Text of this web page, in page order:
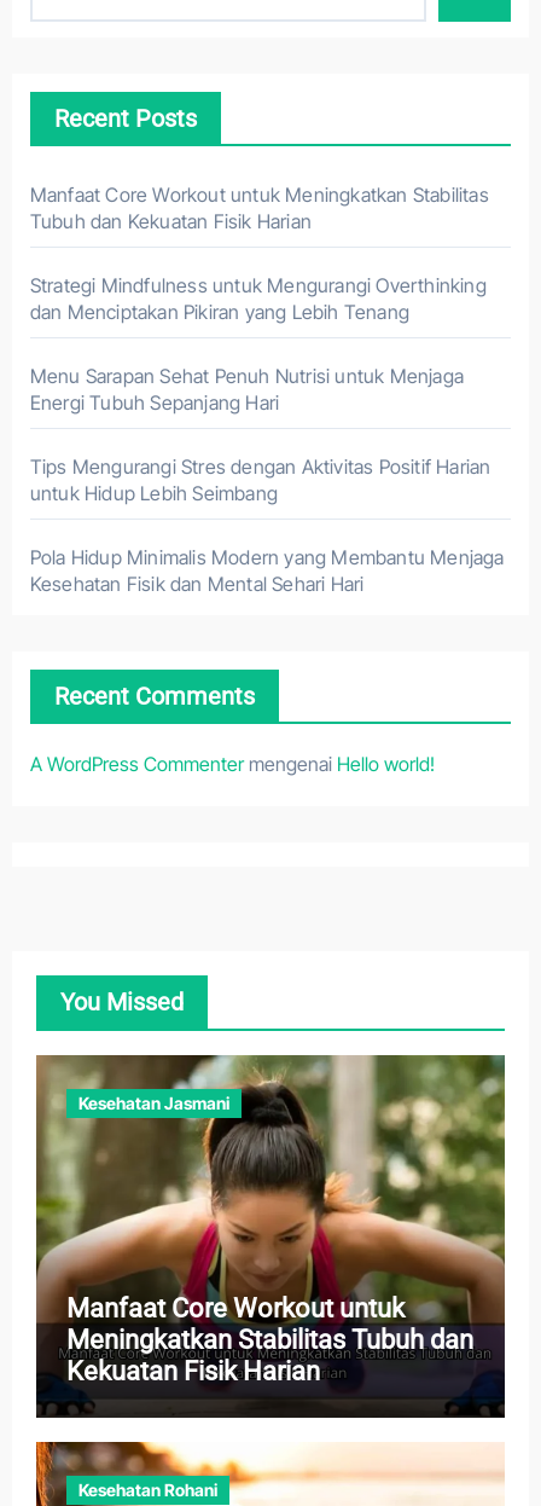
Recent Posts
Manfaat Core Workout untuk Meningkatkan Stabilitas
Tubuh dan Kekuatan Fisik Harian
Strategi Mindfulness untuk Mengurangi Overthinking
dan Menciptakan Pikiran yang Lebih Tenang
Menu Sarapan Sehat Penuh Nutrisi untuk Menjaga
Energi Tubuh Sepanjang Hari
Tips Mengurangi Stres dengan Aktivitas Positif Harian
untuk Hidup Lebih Seimbang
Pola Hidup Minimalis Modern yang Membantu Menjaga
Kesehatan Fisik dan Mental Sehari Hari
Recent Comments
A WordPress Commentermengenai Hello world!
You Missed
Kesehatan Jasmani
Manfaat Core Workout untuk
Meningkatkan Stabilitas Tubuh dan
Kekuatan Fisik Harian
Kesehatan Rohani